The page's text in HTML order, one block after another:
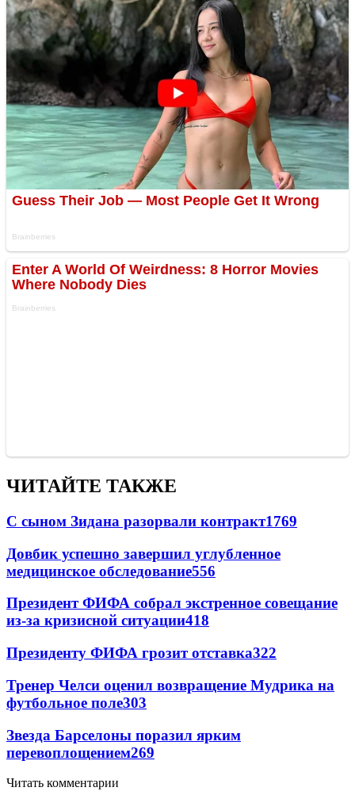
ЧИТАЙТЕ ТАКЖЕ
С сыном Зидана разорвали контракт1769
Довбик успешно завершил углубленное
медицинское обследование556
Президент ФИФА собрал экстренное совещание
из-за кризисной ситуации418
Президенту ФИФА грозит отставка322
Тренер Челси оценил возвращение Мудрика на
футбольное поле303
Звезда Барселоны поразил ярким
перевоплощением269
Читать комментарии